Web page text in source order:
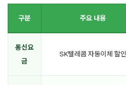
구분 주요 내용
통신요
금
SK텔레콤 자동이체 할인